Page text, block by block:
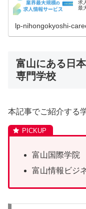
求
最
lp-nihongokyoshi-
富山にある日
専門学校
本記事でご紹介する
富山国際学院
富山情報ビジ